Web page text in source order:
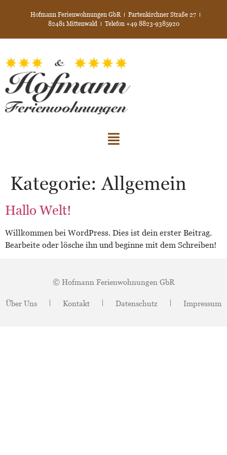
Hofmann Ferienwohnungen GbR
Partenkirchner Straße 27
82481 Mittenwald
Telefon +49 8823-9385920
Kategorie: Allgemein
Hallo Welt!
Willkommen bei WordPress. Dies ist dein erster Beitrag.
Bearbeite oder lösche ihn und beginne mit dem Schreiben!
© Hofmann Ferienwohnungen GbR
Über Uns Kontakt Datenschutz Impressum